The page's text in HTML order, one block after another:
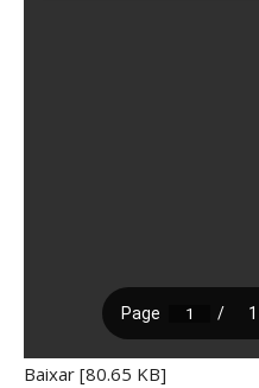
Baixar [80.65 KB]